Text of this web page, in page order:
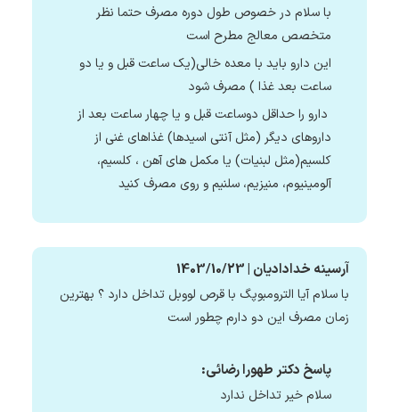
با سلام در خصوص طول دوره مصرف حتما نظر
متخصص معالج مطرح است
این دارو باید با معده خالی(یک ساعت قبل و یا دو
ساعت بعد غذا ) مصرف شود
دارو را حداقل دوساعت قبل و یا چهار ساعت بعد از
داروهای دیگر (مثل آنتی اسیدها) غذاهای غنی از
کلسیم(مثل لبنیات) یا مکمل های آهن ، کلسیم،
آلومینیوم، منیزیم، سلنیم و روی مصرف کنید
آرسینه خدادادیان | 1403/10/23
با سلام آیا الترومبوپگ با قرص لووبل تداخل دارد ؟ بهترین
زمان مصرف این دو دارم چطور است
پاسخ دکتر طهورا رضائی:
سلام خیر تداخل ندارد